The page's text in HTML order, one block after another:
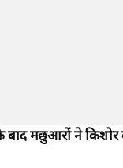
मछुआरों ने किशोर